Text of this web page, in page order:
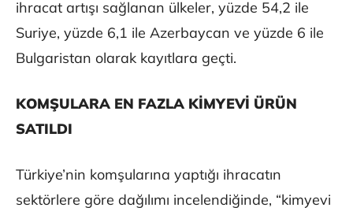
ihracat artışı sağlanan ülkeler, yüzde 54,2 ile
Suriye, yüzde 6,1 ile Azerbaycan ve yüzde 6 ile
Bulgaristan olarak kayıtlara geçti.
KOMŞULARA EN FAZLA KİMYEVİ ÜRÜN
SATILDI
Türkiye’nin komşularına yaptığı ihracatın
sektörlere göre dağılımı incelendiğinde, “kimyevi